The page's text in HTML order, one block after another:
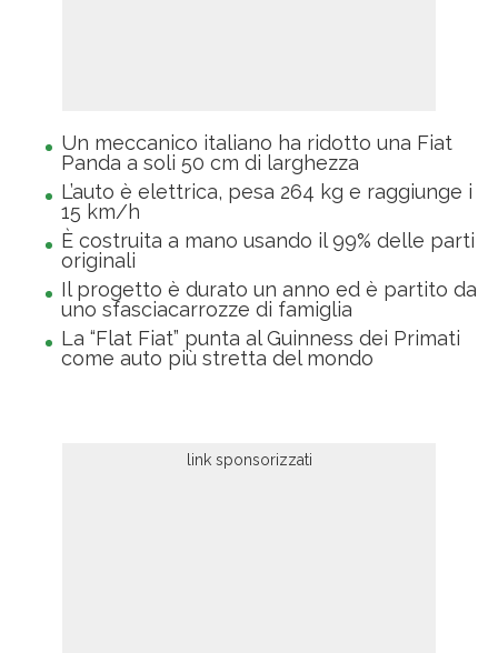
Un meccanico italiano ha ridotto una Fiat
Panda a soli 50 cm di larghezza
L’auto è elettrica, pesa 264 kg e raggiunge i
15 km/h
È costruita a mano usando il 99% delle parti
originali
Il progetto è durato un anno ed è partito da
uno sfasciacarrozze di famiglia
La “Flat Fiat” punta al Guinness dei Primati
come auto più stretta del mondo